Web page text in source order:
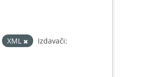
XML
Izdavači: